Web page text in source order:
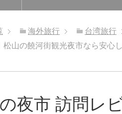
海外旅行
台湾旅行
松山の饒河街観光夜市なら安心
夜市 訪問レ